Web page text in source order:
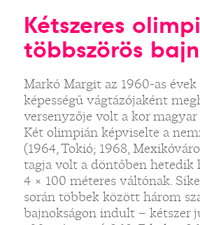
Kétszeres
többszörös
Markó Margit az 1960-as
képességű vágtázójaként
versenyzője volt a kor
Két olimpián képviselte a
(1964, Tokió; 1968,
tagja volt a döntőben hetedik
4 × 100 méteres váltónak.
során többek között három
bajnokságon indult – kétszer